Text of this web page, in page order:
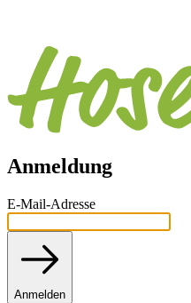
Anmeldung
E-Mail-Adresse
Anmelden